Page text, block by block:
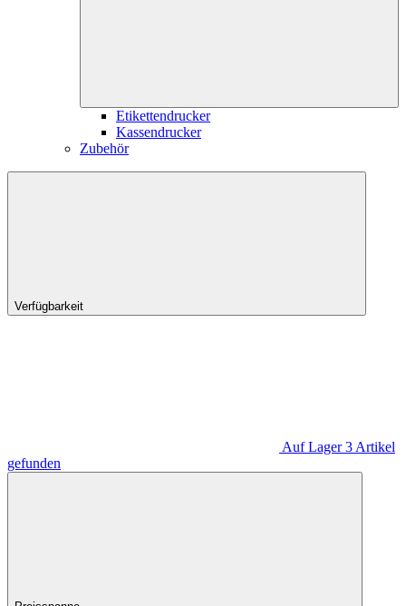
Etikettendrucker
Kassendrucker
Zubehör
Verfügbarkeit
Auf Lager 3 Artikel
gefunden